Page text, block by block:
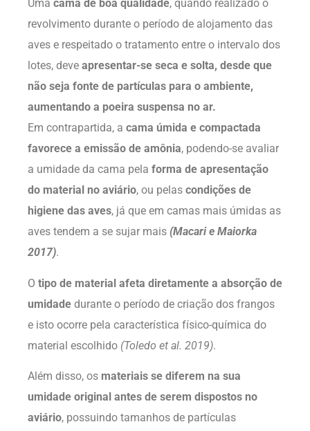
Uma cama de boa qualidade, quando realizado o
revolvimento durante o período de alojamento das
aves e respeitado o tratamento entre o intervalo dos
lotes, deve apresentar-se seca e solta, desde que
não seja fonte de partículas para o ambiente,
aumentando a poeira suspensa no ar.
Em contrapartida, a cama úmida e compactada
favorece a emissão de amônia, podendo-se avaliar
a umidade da cama pela forma de apresentação
do material no aviário, ou pelas condições de
higiene das aves, já que em camas mais úmidas as
aves tendem a se sujar mais (Macari e Maiorka
2017).
O tipo de material afeta diretamente a absorção de
umidade durante o período de criação dos frangos
e isto ocorre pela característica físico-química do
material escolhido (Toledo et al. 2019).
Além disso, os materiais se diferem na sua
umidade original antes de serem dispostos no
aviário, possuindo tamanhos de partículas